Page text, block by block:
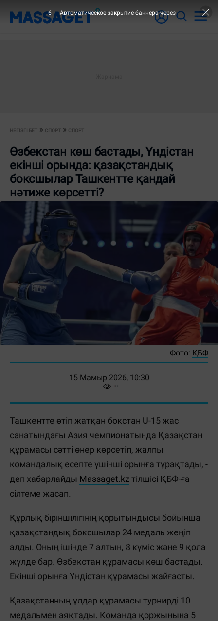
НЕГІЗГІ БЕТ СПОРТ СПОРТ
Өзбекстан көш бастады, Үндістан
екінші орында: қазақстандық
боксшылар Ташкентте қандай
нәтиже көрсетті?
Фото: ҚБФ
15 Мамыр 2026, 10:30
Ташкентте өтіп жатқан бокстан U-15 жас
санатындағы Азия чемпионатында Қазақстан
құрамасы сәтті өнер көрсетіп, жалпы
командалық есепте үшінші орынға тұрақтады, -
деп хабарлайды Massaget.kz тілшісі ҚБФ-ға
сілтеме жасап.
Құрлық біріншілігінің қорытындысы бойынша
қазақстандық боксшылар 24 медаль жеңіп
алды. Оның ішінде 7 алтын, 8 күміс және 9 қола
жүлде бар. Өзбекстан құрамасы көш бастады.
Екінші орынға Үндістан құрамасы жайғасты.
Қазақстанның ұлдар құрамасы турнирді 10
медальмен аяқтады. Команда қоржынына 5
6 Автоматическое закрытие баннера через